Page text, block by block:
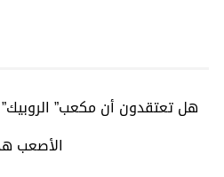
هل تعتقدون أن مكعب” الروبيك”
الأصعب